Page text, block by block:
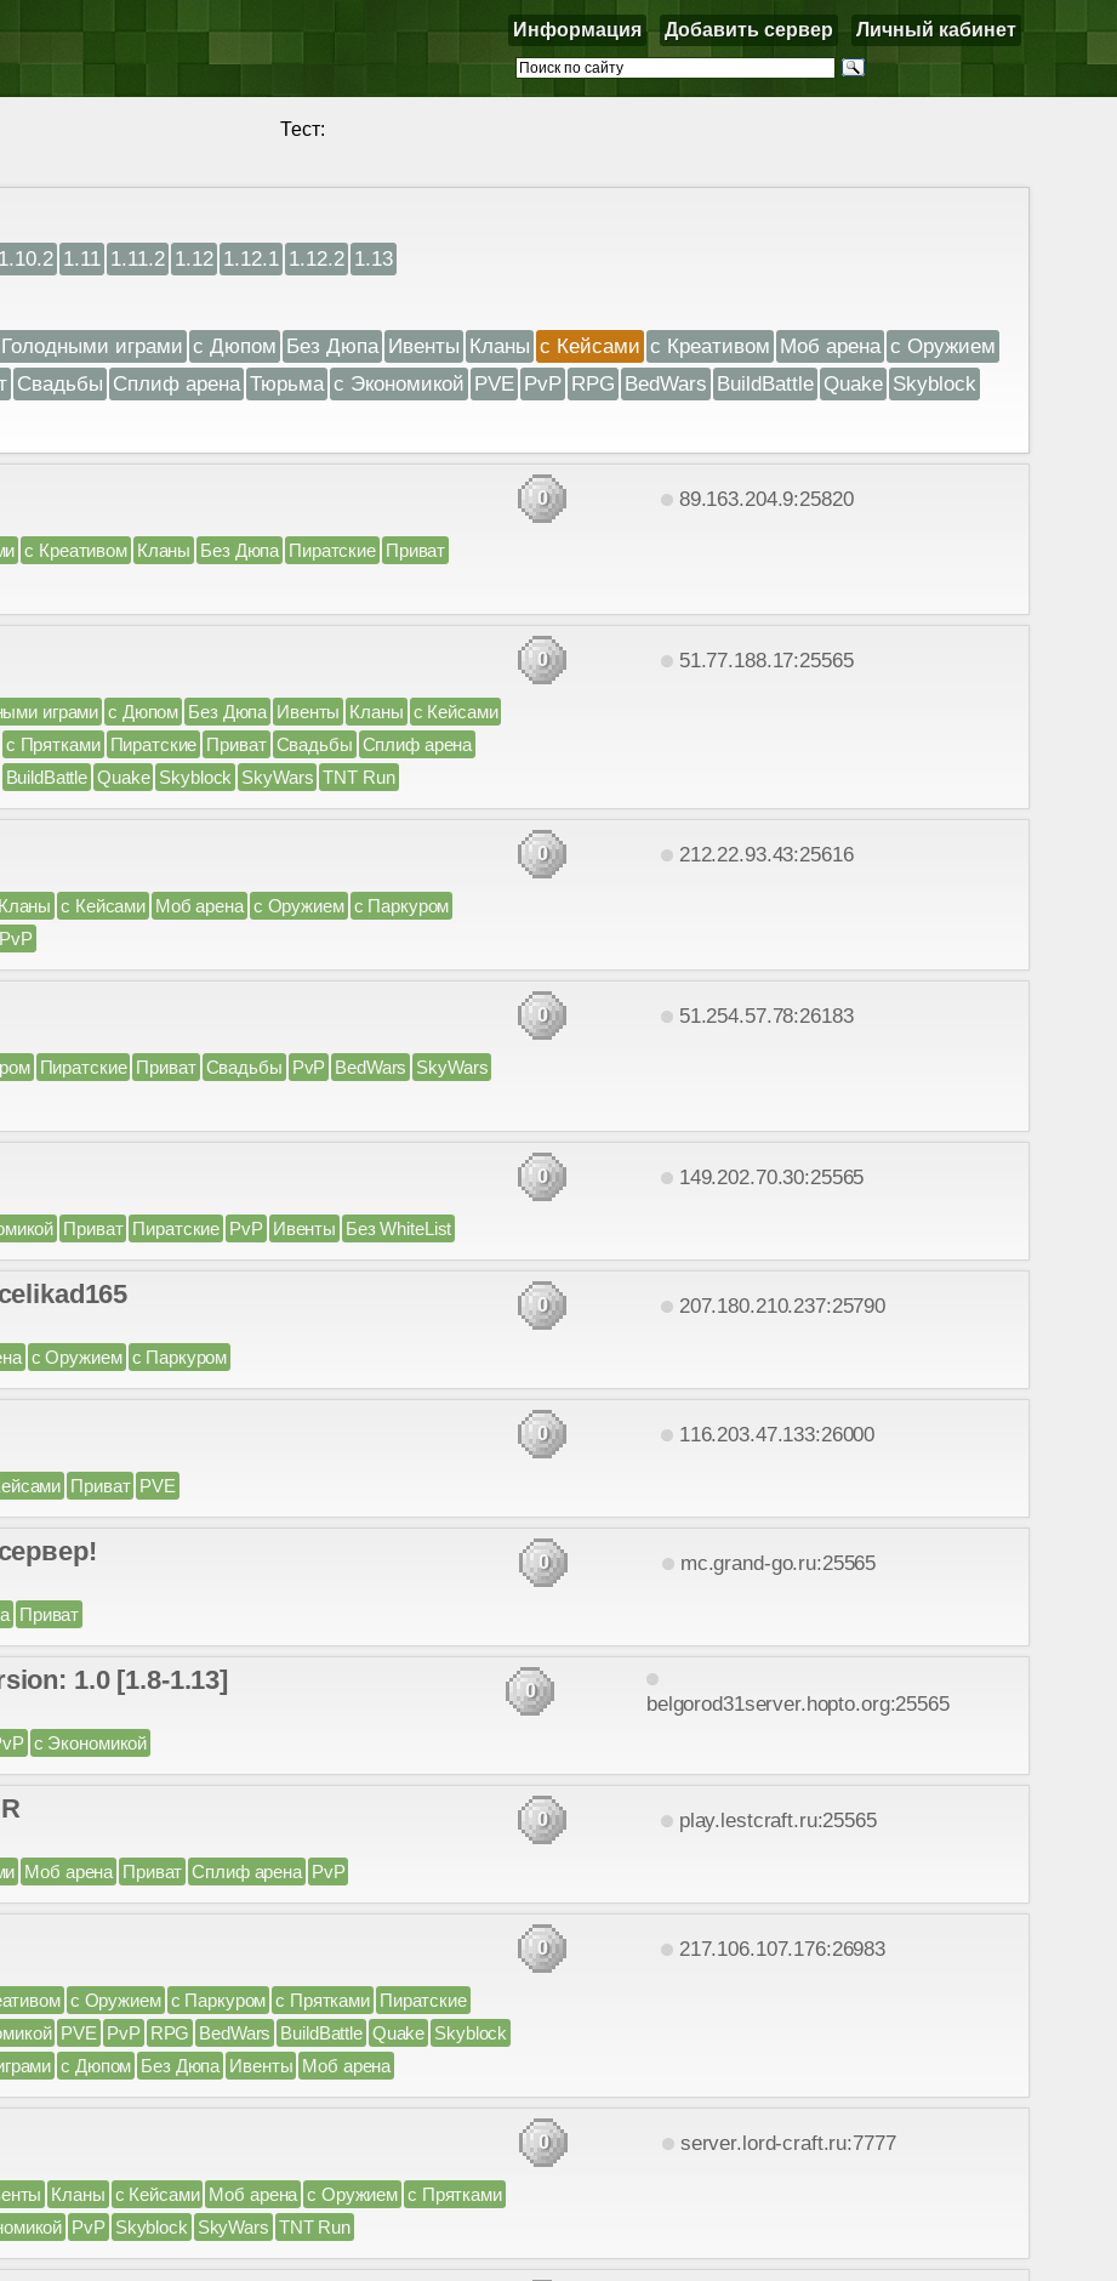
Информация Добавить сервер Личный кабинет
Тест:
1.10.2 1.11 1.11.2 1.12 1.12.1 1.12.2 1.13
играми с Дюпом Без Дюпа Ивенты Кланы с Кейсами с Креативом Моб арена с Оружием
Свадьбы Сплиф арена Тюрьма с Экономикой PVE PvP RPG BedWars BuildBattle Quake Skyblock
0 89.163.204.9:25820
с Креативом Кланы Без Дюпа Пиратские Приват
0 51.77.188.17:25565
играми с Дюпом Без Дюпа Ивенты Кланы с Кейсами
с Прятками Пиратские Приват Свадьбы Сплиф арена
BuildBattle Quake Skyblock SkyWars TNT Run
0 212.22.93.43:25616
Кланы с Кейсами Моб арена с Оружием с Паркуром
PvP
0 51.254.57.78:26183
Пиратские Приват Свадьбы PvP BedWars SkyWars
0 149.202.70.30:25565
Приват Пиратские PvP Ивенты Без WhiteList
0 207.180.210.237:25790
с Оружием с Паркуром
0 116.203.47.133:26000
Приват PVE
0 mc.grand-go.ru:25565
Приват
1.0 [1.8-1.13] 0
belgorod31server.hopto.org:25565
с Экономикой
0 play.lestcraft.ru:25565
Моб арена Приват Сплиф арена PvP
0 217.106.107.176:26983
с Оружием с Паркуром с Прятками Пиратские
PVE PvP RPG BedWars BuildBattle Quake Skyblock
с Дюпом Без Дюпа Ивенты Моб арена
0 server.lord-craft.ru:7777
Кланы с Кейсами Моб арена с Оружием с Прятками
PvP Skyblock SkyWars TNT Run